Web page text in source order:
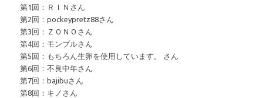
第1回：ＲＩＮさん
第2回：pockeypretz88さん
第3回：ＺＯＮＯさん
第4回：モンブルさん
第5回：もちろん生卵を使用しています。 さん
第6回：不良中年さん
第7回：bajibuさん
第8回：キノさん